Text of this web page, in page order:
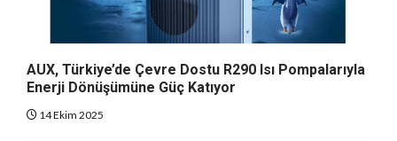
AUX, Türkiye’de Çevre Dostu R290 Isı Pompalarıyla
Enerji Dönüşümüne Güç Katıyor
14 Ekim 2025